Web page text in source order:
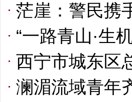
茫崖：警民携
“一路青山·生
西宁市城东区
澜湄流域青年